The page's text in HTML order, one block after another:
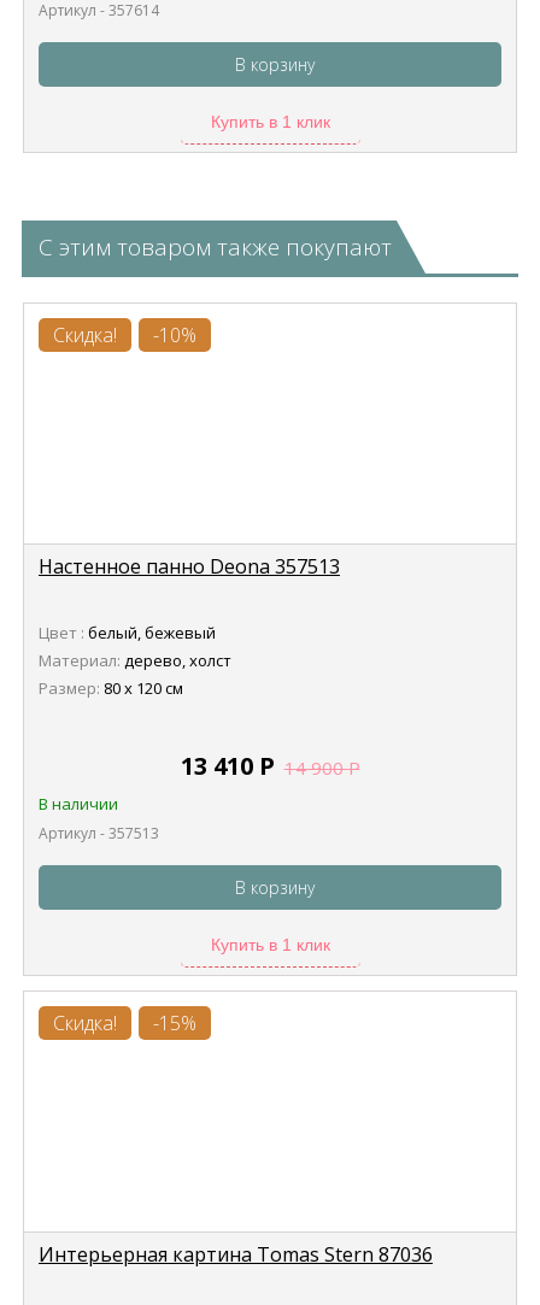
Артикул - 357614
В корзину
Купить в 1 клик
С этим товаром также покупают
Скидка! -10%
Настенное панно Deona 357513
Цвет : белый, бежевый
Материал: дерево, холст
Размер: 80 х 120 см
13 410 Р 14 900Р
В наличии
Артикул - 357513
В корзину
Купить в 1 клик
Скидка! -15%
Интерьерная картина Tomas Stern 87036